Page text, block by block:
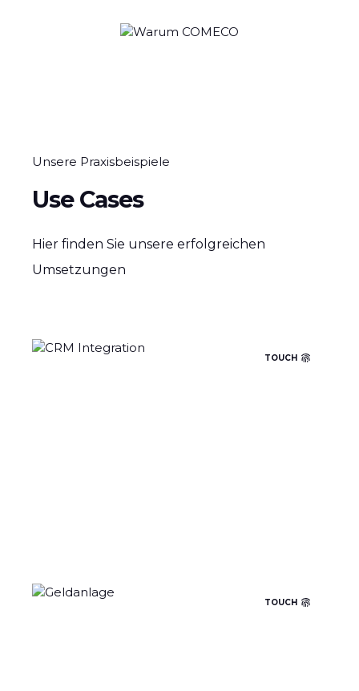
Unsere Praxisbeispiele
Use Cases
Hier finden Sie unsere erfolgreichen
Umsetzungen
TOUCH
TOUCH